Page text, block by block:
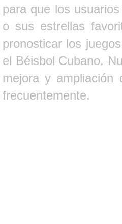
para que los
o sus estrellas
pronosticar los
el Béisbol Cubano.
mejora y
frecuentemente.